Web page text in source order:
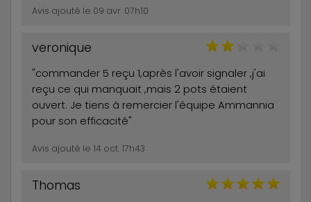
Avis ajouté le 09 avr. 07h10
veronique
"commander 5 reçu 1,après l'avoir signaler ,j'ai
reçu ce qui manquait ,mais 2 pots étaient
ouvert. Je tiens à remercier l'équipe Ammannia
pour son efficacité"
Avis ajouté le 14 oct. 17h43
Thomas